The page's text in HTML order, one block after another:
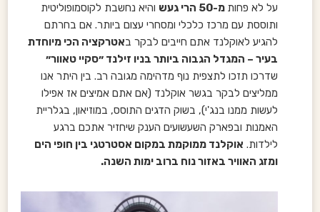
על לא פחות מ-50 הרי געש
והיא נחשבת לקוסמופוליטית
ותוססת עם מרכז כלכלי ומסחרי עצום ביותר. אם בחרתם
להגיע לאוקלנד אתם חייבים לבקר באטרקציה הכי מיוחדת
בעיר – המגדל הגבוה ביותר בניו זילנד ״סקיי טאוור״
שדרכו תזכו לתצפית נוף מדהימה מגובה רב. בין היתר אנו
ממליצים לבקר בגשר אוקלנד (אם אתם אמיצים אז אפילו
לעשות ממנו בנג'י), בשוק הדגים התוסס, במוזיאון, בגלריית
האמנות ובפארק השעשועים הענק שיחזיר אתכם ברגע
לילדות. אוקלנד ממוקמת במקום אסטרטגי בין חופי הים
ומזג האוויר באזור נוח ברוב ימות השנה.